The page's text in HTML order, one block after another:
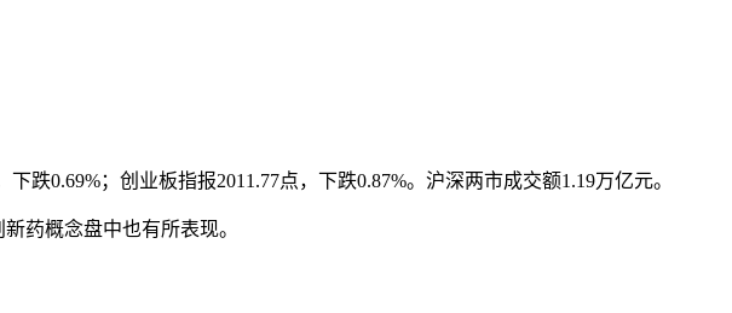
跌0.69%；创业板指报2011.77点，下跌0.87%。沪深两市成交额1.19万亿元。
药概念盘中也有所表现。